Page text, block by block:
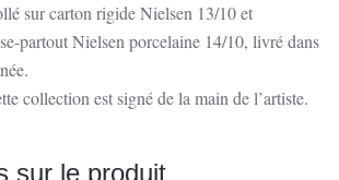
sur carton rigide Nielsen 13/10 et
partout Nielsen porcelaine 14/10, livré dans
collection est signé de la main de l’artiste.
sur le produit